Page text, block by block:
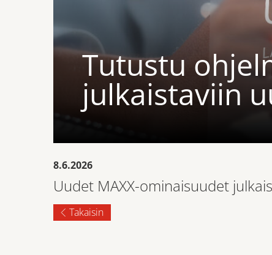
Tutustu
julkaistaviin
8.6.2026
Uudet MAXX-ominaisuudet
Takaisin